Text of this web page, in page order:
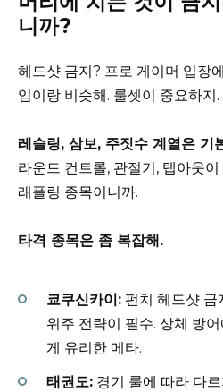
니까?
헤드샷 금지? 프로 게이머 입장
임이랑 비슷해. 룰셋이 중요하지.
레슬링, 삼보, 주짓수 계열은 기
라운드 컨트롤, 관절기, 탭아웃
래플링 종목이니까.
타격 종목은 좀 복잡해.
쿄쿠신카이: 펀치 헤드샷 금
위주 전략이 필수. 상체 방
게 유리한 메타.
태권도: 경기 룰에 따라 다